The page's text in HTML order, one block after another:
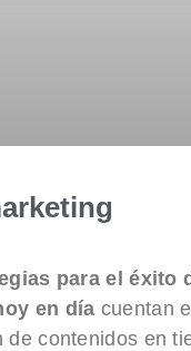
para el éxito
en día cuentan
de contenidos en